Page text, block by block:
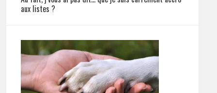
aux listes ?